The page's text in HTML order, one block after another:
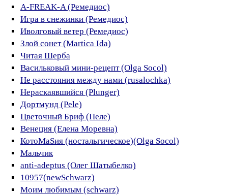
A-FREAK-A (Ремедиос)
Игра в снежинки (Ремедиос)
Иволговый ветер (Ремедиос)
Злой сонет (Martica Ida)
Читая Шерба
Васильковый мини-рецепт (Olga Socol)
Не расстояния между нами (rusalochka)
Нераскаявшийся (Plunger)
Дортмунд (Pele)
Цветочный Бриф (Пеле)
Венеция (Елена Моревна)
КотоMаSия (ностальгическое)(Olga Socol)
Мальчик
anti-adeptus (Олег Шатыбелко)
10957(newSchwarz)
Моим любимым (schwarz)